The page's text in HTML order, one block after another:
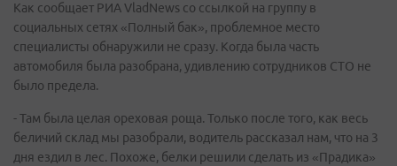
Как сообщает РИА VladNews со ссылкой на группу в
социальных сетях «Полный бак», проблемное место
специалисты обнаружили не сразу. Когда была часть
автомобиля была разобрана, удивлению сотрудников СТО не
было предела.
- Там была целая ореховая роща. Только после того, как весь
беличий склад мы разобрали, водитель рассказал нам, что на 3
дня ездил в лес. Похоже, белки решили сделать из «Прадика»